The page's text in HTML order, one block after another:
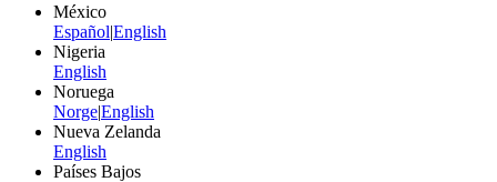
México
Español|English
Nigeria
English
Noruega
Norge|English
Nueva Zelanda
English
Países Bajos